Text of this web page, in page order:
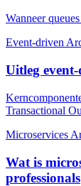
Wanneer
Event-driven
Uitleg
Transactional
Microservices
Wat is
professionals